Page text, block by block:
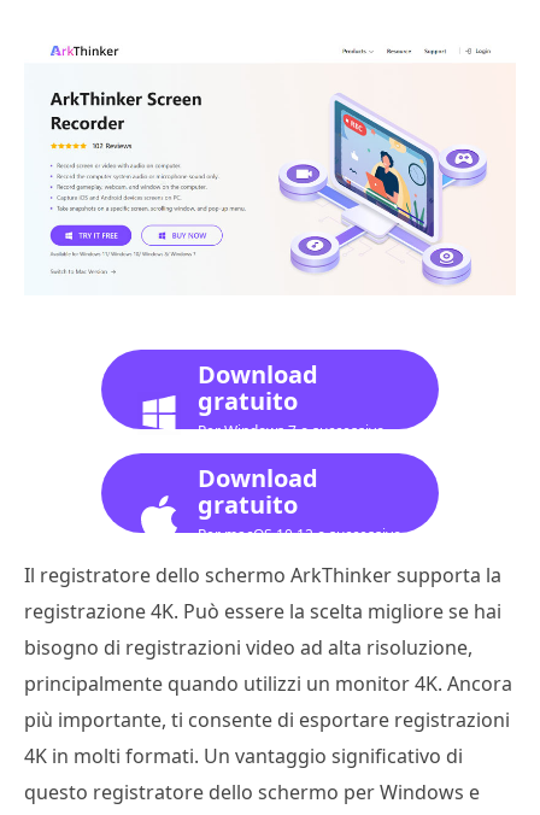
Download
gratuito
Per Windows 7 o successivo
Download
gratuito
Per macOS 10.12 o successivo
Il registratore dello schermo ArkThinker supporta la
registrazione 4K. Può essere la scelta migliore se hai
bisogno di registrazioni video ad alta risoluzione,
principalmente quando utilizzi un monitor 4K. Ancora
più importante, ti consente di esportare registrazioni
4K in molti formati. Un vantaggio significativo di
questo registratore dello schermo per Windows e